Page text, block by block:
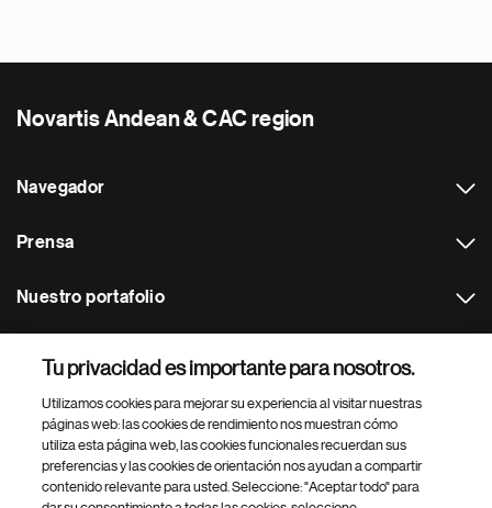
Novartis Andean & CAC region
Navegador
Prensa
Nuestro portafolio
Footer Site Search
Tu privacidad es importante para nosotros.
Utilizamos cookies para mejorar su experiencia al visitar nuestras
páginas web: las cookies de rendimiento nos muestran cómo
utiliza esta página web, las cookies funcionales recuerdan sus
preferencias y las cookies de orientación nos ayudan a compartir
contenido relevante para usted. Seleccione: "Aceptar todo" para